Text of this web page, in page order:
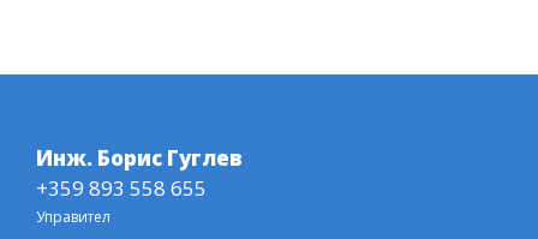
Инж. Борис Гуглев
+359 893 558 655
Управител